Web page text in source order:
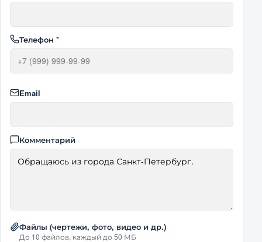
Телефон *
Email
Комментарий
Файлы (чертежи, фото, видео и др.)
До 10 файлов, каждый до 50 МБ